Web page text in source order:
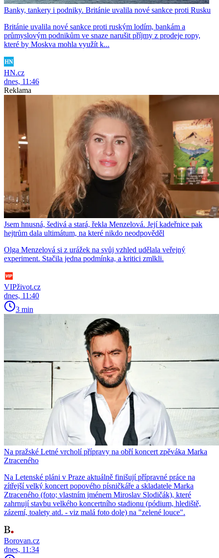
Banky, tankery i podniky. Británie uvalila nové sankce proti Rusku
Británie uvalila nové sankce proti ruským lodím, bankám a
průmyslovým podnikům ve snaze narušit příjmy z prodeje ropy,
které by Moskva mohla využít k...
HN.cz
dnes, 11:46
Reklama
Jsem hnusná, šedivá a stará, řekla Menzelová. Její kadeřnice pak
hejtrům dala ultimátum, na které nikdo neodpověděl
Olga Menzelová si z urážek na svůj vzhled udělala veřejný
experiment. Stačila jedna podmínka, a kritici zmlkli.
VIPživot.cz
dnes, 11:40
3 min
Na pražské Letné vrcholí přípravy na obří koncert zpěváka Marka
Ztraceného
Na Letenské pláni v Praze aktuálně finišují přípravné práce na
zítřejší velký koncert popového písničkáře a skladatele Marka
Ztraceného (foto; vlastním jménem Miroslav Slodičák), které
zahrnují stavbu velkého koncertního stadionu (pódium, hlediště,
zázemí, toalety atd. - viz malá foto dole) na "zelené louce".
Borovan.cz
dnes, 11:34